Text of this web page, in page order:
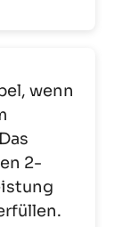
wenn
2-